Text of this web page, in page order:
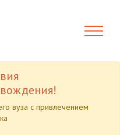
вуза с привлечением